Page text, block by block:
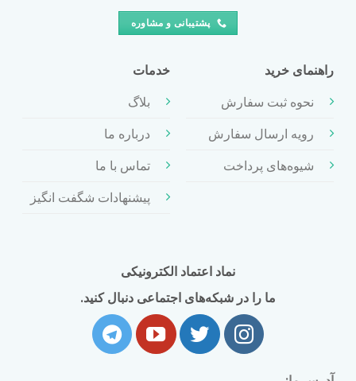
پشتیبانی و مشاوره
راهنمای خرید
نحوه ثبت سفارش
رویه ارسال سفارش
شیوه‌های پرداخت
خدمات
بلاگ
درباره ما
تماس با ما
پیشنهادات شگفت انگیز
نماد اعتماد الکترونیکی
ما را در شبکه‌های اجتماعی دنبال کنید.